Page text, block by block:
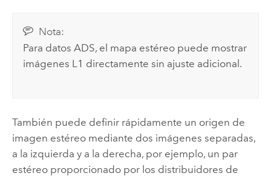
Nota:
Para datos ADS, el mapa estéreo puede mostrar
imágenes L1 directamente sin ajuste adicional.
También puede definir rápidamente un origen de
imagen estéreo mediante dos imágenes separadas,
a la izquierda y a la derecha, por ejemplo, un par
estéreo proporcionado por los distribuidores de